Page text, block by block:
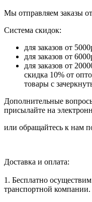
Мы отправляем заказы
Система скидок:
для заказов от
для заказов от
для заказов от
скидка 10% от
товары с
Дополнительные
присылайте на
или обращайтесь к нам
Доставка и оплата:
1. Бесплатно
транспортной компании.